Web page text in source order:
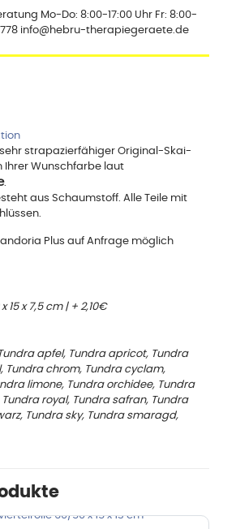
Mo-Do: 8:00-17:00 Uhr Fr: 8:00-
info@hebru-therapiegeraete.de
strapazierfähiger Original-Skai-
Ihrer Wunschfarbe laut
.
aus Schaumstoff. Alle Teile mit
Plus auf Anfrage möglich
15 x 7,5 cm | + 2,10€
apfel, Tundra apricot, Tundra
Tundra chrom, Tundra cyclam,
limone, Tundra orchidee, Tundra
royal, Tundra safran, Tundra
Tundra sky, Tundra smaragd,